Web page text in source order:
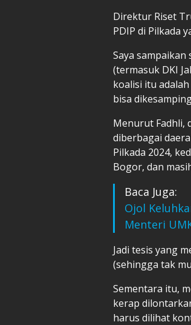
Direktur Riset
PDIP di Pilkada
Saya sampaikan
(termasuk DKI
koalisi itu
bisa
Menurut Fadhli,
diberbagai
Pilkada 2024,
Bogor, dan
Baca Juga:
Ojol
Menteri
Jadi tesis yang
(sehingga tak
Sementara itu,
kerap
harus dilihat